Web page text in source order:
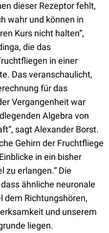
dieser Rezeptor fehlt,
wahr und können in
Kurs nicht halten“,
die das
in einer
Das veranschaulicht,
für das
Vergangenheit war
Algebra von
sagt Alexander Borst.
Gehirn der Fruchtfliege
in ein bisher
zu erlangen.“ Die
ähnliche neuronale
dem Richtungshören,
und unserem
liegen.